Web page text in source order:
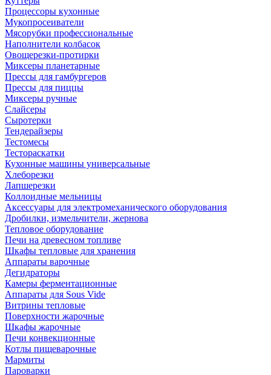
Процессоры кухонные
Мукопросеиватели
Мясорубки профессиональные
Наполнители колбасок
Овощерезки-протирки
Миксеры планетарные
Прессы для гамбургеров
Прессы для пиццы
Миксеры ручные
Слайсеры
Сыротерки
Тендерайзеры
Тестомесы
Тестораскатки
Кухонные машины универсальные
Хлеборезки
Лапшерезки
Коллоидные мельницы
Аксессуары для электромеханического оборудования
Дробилки, измельчители, жернова
Тепловое оборудование
Печи на древесном топливе
Шкафы тепловые для хранения
Аппараты варочные
Дегидраторы
Камеры ферментационные
Аппараты для Sous Vide
Витрины тепловые
Поверхности жарочные
Шкафы жарочные
Печи конвекционные
Котлы пищеварочные
Мармиты
Пароварки